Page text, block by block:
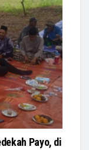
Payo, di